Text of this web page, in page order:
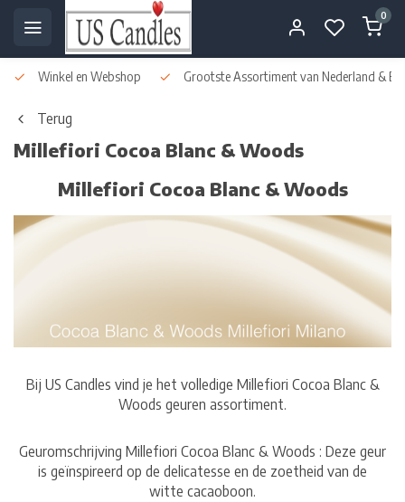
0
Winkel en Webshop Grootste Assortiment van Nederland &
Terug
Millefiori Cocoa Blanc & Woods
Millefiori Cocoa Blanc & Woods
Bij US Candles vind je het volledige Millefiori Cocoa Blanc &
Woods geuren assortiment.
Geuromschrijving Millefiori Cocoa Blanc & Woods : Deze geur
is geïnspireerd op de delicatesse en de zoetheid van de
witte cacaoboon.